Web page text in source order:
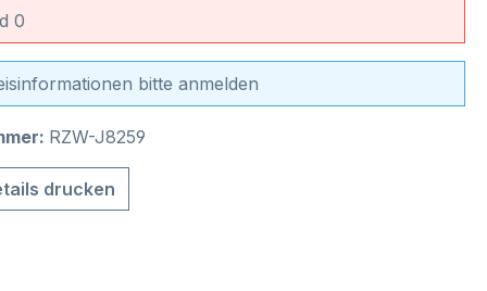
0
bitte anmelden
RZW-J8259
drucken